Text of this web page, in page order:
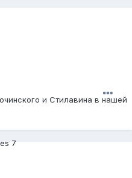
и Стилавина в нашей